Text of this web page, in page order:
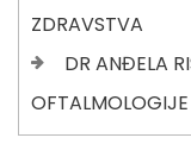
ZDRAVSTVA
DR ANĐELA
OFTALMOLOGIJE